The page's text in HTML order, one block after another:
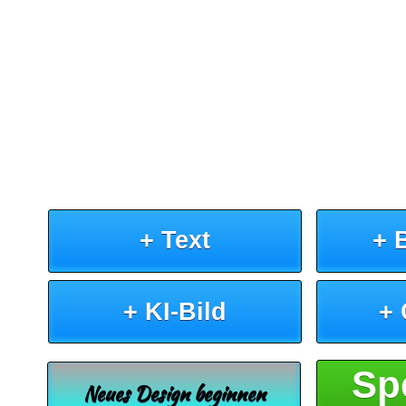
+ Text +
+ KI-Bild +
Neues Design beginnen